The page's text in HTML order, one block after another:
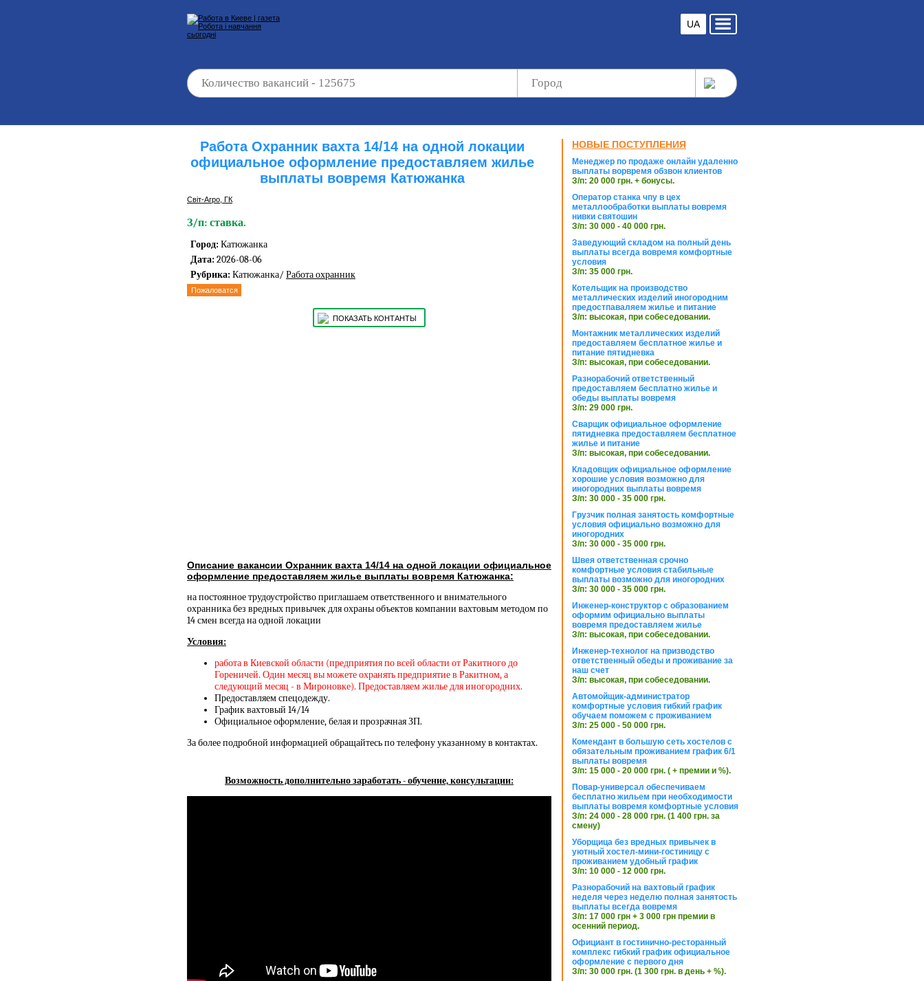
UA
Работа Охранник вахта 14/14 на одной локации
официальное оформление предоставляем жилье
выплаты вовремя Катюжанка
Світ-Агро, ГК
З/п: ставка.
Город: Катюжанка
Дата: 2026-08-06
Рубрика: Катюжанка/ Работа охранник
Пожаловатся
ПОКАЗАТЬ КОНТАНТЫ
Описание вакансии Охранник вахта 14/14 на одной локации официальное
оформление предоставляем жилье выплаты вовремя Катюжанка:
на постоянное трудоустройство приглашаем ответственного и внимательного
охранника без вредных привычек для охраны объектов компании вахтовым методом по
14 смен всегда на одной локации
Условия:
работа в Киевской области (предприятия по всей области от Ракитного до
Гореничей. Один месяц вы можете охранять предприятие в Ракитном, а
следующий месяц - в Мироновке). Предоставляем жилье для иногородних.
Предоставляем спецодежду.
График вахтовый 14/14
Официальное оформление, белая и прозрачная ЗП.
За более подробной информацией обращайтесь по телефону указанному в контактах.
Возможность дополнительно заработать - обучение, консультации:
НОВЫЕ ПОСТУПЛЕНИЯ
Менеджер по продаже онлайн удаленно
выплаты ворвремя обзвон клиентов
З/п: 20 000 грн. + бонусы.
Оператор станка чпу в цех
металлообработки выплаты вовремя
нивки святошин
З/п: 30 000 - 40 000 грн.
Заведующий складом на полный день
выплаты всегда вовремя комфортные
условия
З/п: 35 000 грн.
Котельщик на производство
металлических изделий иногородним
предостпаваляем жилье и питание
З/п: высокая, при собеседовании.
Монтажник металлических изделий
предоставляем бесплатное жилье и
питание пятидневка
З/п: высокая, при собеседовании.
Разнорабочий ответственный
предоставляем бесплатно жилье и
обеды выплаты вовремя
З/п: 29 000 грн.
Сварщик официальное оформление
пятидневка предоставляем бесплатное
жилье и питание
З/п: высокая, при собеседовании.
Кладовщик официальное оформление
хорошие условия возможно для
иногородних выплаты вовремя
З/п: 30 000 - 35 000 грн.
Грузчик полная занятость комфортные
условия официально возможно для
иногородних
З/п: 30 000 - 35 000 грн.
Швея ответственная срочно
комфортные условия стабильные
выплаты возможно для иногородних
З/п: 30 000 - 35 000 грн.
Инженер-конструктор с образованием
оформим официально выплаты
вовремя предоставляем жилье
З/п: высокая, при собеседовании.
Инженер-технолог на призводство
ответственный обеды и проживание за
наш счет
З/п: высокая, при собеседовании.
Автомойщик-администратор
комфортные условия гибкий график
обучаем поможем с проживанием
З/п: 25 000 - 50 000 грн.
Комендант в большую сеть хостелов с
обязательным проживанием график 6/1
выплаты вовремя
З/п: 15 000 - 20 000 грн. ( + премии и %).
Повар-универсал обеспечиваем
бесплатно жильем при необходимости
выплаты вовремя комфортные условия
З/п: 24 000 - 28 000 грн. (1 400 грн. за
смену)
Уборщица без вредных привычек в
уютный хостел-мини-гостиницу с
проживанием удобный график
З/п: 10 000 - 12 000 грн.
Разнорабочий на вахтовый график
неделя через неделю полная занятость
выплаты всегда вовремя
З/п: 17 000 грн + 3 000 грн премии в
осенний период.
Официант в гостинично-ресторанный
комплекс гибкий график официальное
оформление с первого дня
З/п: 30 000 грн. (1 300 грн. в день + %).